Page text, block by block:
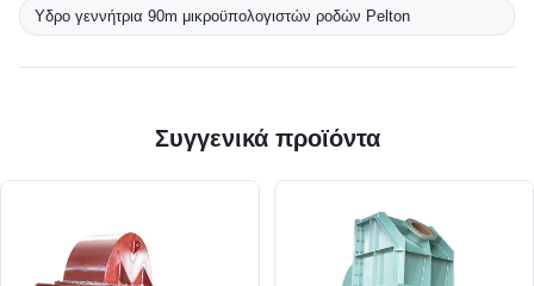
Υδρο γεννήτρια 90m μικροϋπολογιστών ροδών Pelton
Συγγενικά προϊόντα